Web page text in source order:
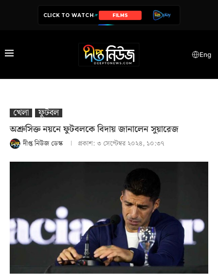
CLICK TO WATCH SERIES
Eng
খেলা
ফুটবল
অশ্রুসিক্ত নয়নে ফুটবলকে বিদায় জানালেন সুয়ারেজ
দীপ্ত নিউজ ডেস্ক প্রকাশ:৩ সেপ্টেম্বর ২০২৪, ১০:৩৭